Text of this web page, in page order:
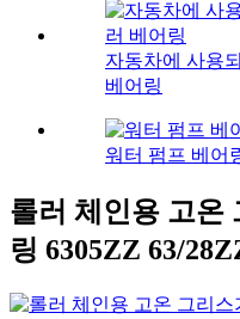
자동차에 사용
베어링
워터 펌프 베어
롤러 체인용 고온
링 6305ZZ 63/